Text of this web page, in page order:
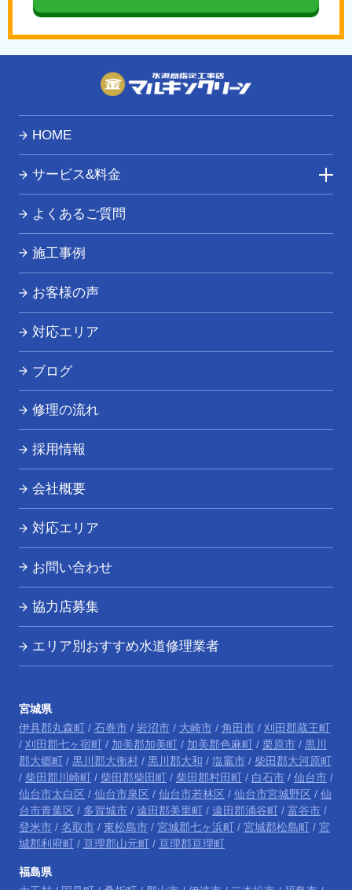
HOME
サービス&料金
トイレつまり・水漏れ
お風呂つまり・水漏れ
キッチンつまり・水漏れ
洗面所つまり・水漏れ
その他の水道トラブル
よくあるご質問
施工事例
お客様の声
対応エリア
ブログ
修理の流れ
採用情報
会社概要
対応エリア
お問い合わせ
協力店募集
エリア別おすすめ水道修理業者
宮城県
伊具郡丸森町/ 石巻市/ 岩沼市/ 大崎市/ 角田市/ 刈田郡蔵王町
/ 刈田郡七ヶ宿町/ 加美郡加美町/ 加美郡色麻町/ 栗原市/ 黒川
郡大郷町/ 黒川郡大衡村/ 黒川郡大和 / 塩竈市/ 柴田郡大河原町
/ 柴田郡川崎町/ 柴田郡柴田町/ 柴田郡村田町/ 白石市/ 仙台市/
仙台市太白区 / 仙台市泉区 / 仙台市若林区 / 仙台市宮城野区 / 仙
台市青葉区 / 多賀城市/ 遠田郡美里町/ 遠田郡涌谷町/ 富谷市/
登米市/ 名取市/ 東松島市/ 宮城郡七ヶ浜町/ 宮城郡松島町/ 宮
城郡利府町/ 亘理郡山元町/ 亘理郡亘理町
福島県